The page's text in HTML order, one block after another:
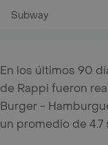
Subway
En los últimos 90
de Rappi fueron
Burger -
un promedio de